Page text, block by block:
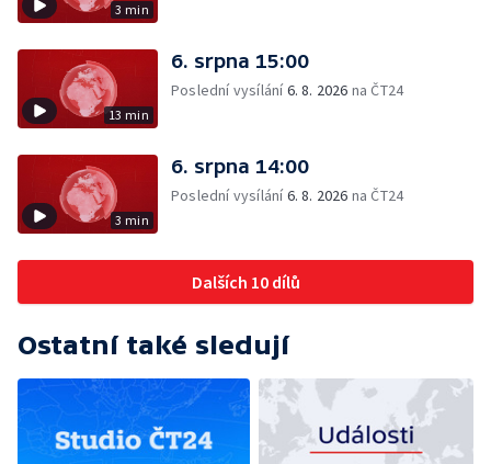
3 min
13 min
6. srpna 15:00
Poslední vysílání6. 8. 2026 na ČT24
3 min
6. srpna 14:00
Poslední vysílání6. 8. 2026 na ČT24
Dalších 10 dílů
Ostatní také sledují